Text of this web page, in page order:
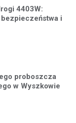
4403W:
i
proboszcza
w Wyszkowie